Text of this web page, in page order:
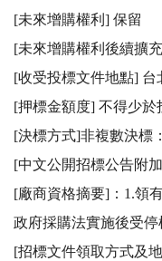
[未來增購權利] 保留
[未來增購權利後續擴
[收受投標文件地點] 台
[押標金額度] 不得少
[決標方式]非複數決標
[中文公開招標公告附
[廠商資格摘要]：1.領
政府採購法實施後受停
[招標文件領取方式及